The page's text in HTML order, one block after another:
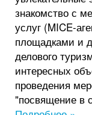
знакомство с
услуг (MICE-
площадками и
делового
интересных
проведения
"посвящение в